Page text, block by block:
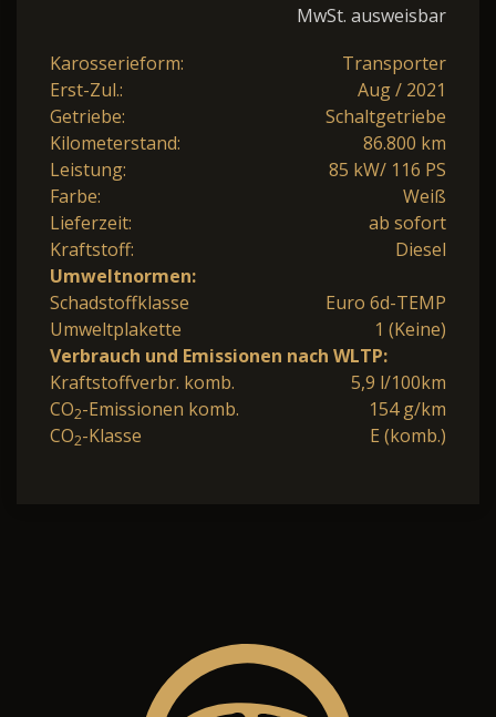
MwSt. ausweisbar
Karosserieform:
Transporter
Erst-Zul.:
Aug / 2021
Getriebe:
Schaltgetriebe
Kilometerstand:
86.800 km
Leistung:
85 kW/ 116 PS
Farbe:
Weiß
Lieferzeit:
ab sofort
Kraftstoff:
Diesel
Umweltnormen:
Schadstoffklasse
Euro 6d-TEMP
Umweltplakette
1 (Keine)
Verbrauch und Emissionen nach WLTP:
Kraftstoffverbr. komb.
5,9 l/100km
CO2-Emissionen komb.
154 g/km
CO2-Klasse E (komb.)